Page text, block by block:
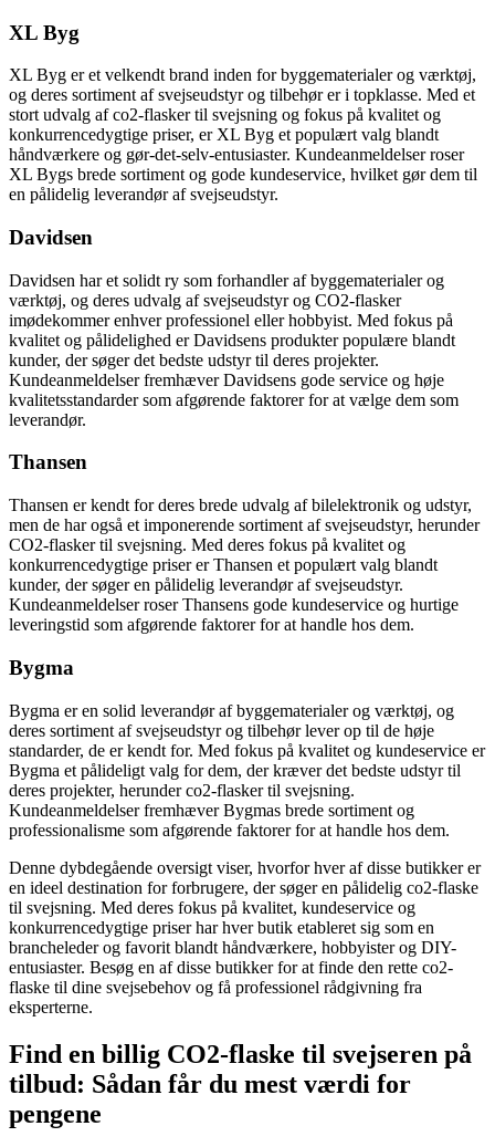
XL Byg
XL Byg er et velkendt brand inden for byggematerialer og værktøj,
og deres sortiment af svejseudstyr og tilbehør er i topklasse. Med et
stort udvalg af co2-flasker til svejsning og fokus på kvalitet og
konkurrencedygtige priser, er XL Byg et populært valg blandt
håndværkere og gør-det-selv-entusiaster. Kundeanmeldelser roser
XL Bygs brede sortiment og gode kundeservice, hvilket gør dem til
en pålidelig leverandør af svejseudstyr.
Davidsen
Davidsen har et solidt ry som forhandler af byggematerialer og
værktøj, og deres udvalg af svejseudstyr og CO2-flasker
imødekommer enhver professionel eller hobbyist. Med fokus på
kvalitet og pålidelighed er Davidsens produkter populære blandt
kunder, der søger det bedste udstyr til deres projekter.
Kundeanmeldelser fremhæver Davidsens gode service og høje
kvalitetsstandarder som afgørende faktorer for at vælge dem som
leverandør.
Thansen
Thansen er kendt for deres brede udvalg af bilelektronik og udstyr,
men de har også et imponerende sortiment af svejseudstyr, herunder
CO2-flasker til svejsning. Med deres fokus på kvalitet og
konkurrencedygtige priser er Thansen et populært valg blandt
kunder, der søger en pålidelig leverandør af svejseudstyr.
Kundeanmeldelser roser Thansens gode kundeservice og hurtige
leveringstid som afgørende faktorer for at handle hos dem.
Bygma
Bygma er en solid leverandør af byggematerialer og værktøj, og
deres sortiment af svejseudstyr og tilbehør lever op til de høje
standarder, de er kendt for. Med fokus på kvalitet og kundeservice er
Bygma et pålideligt valg for dem, der kræver det bedste udstyr til
deres projekter, herunder co2-flasker til svejsning.
Kundeanmeldelser fremhæver Bygmas brede sortiment og
professionalisme som afgørende faktorer for at handle hos dem.
Denne dybdegående oversigt viser, hvorfor hver af disse butikker er
en ideel destination for forbrugere, der søger en pålidelig co2-flaske
til svejsning. Med deres fokus på kvalitet, kundeservice og
konkurrencedygtige priser har hver butik etableret sig som en
brancheleder og favorit blandt håndværkere, hobbyister og DIY-
entusiaster. Besøg en af disse butikker for at finde den rette co2-
flaske til dine svejsebehov og få professionel rådgivning fra
eksperterne.
Find en billig CO2-flaske til svejseren på
tilbud: Sådan får du mest værdi for
pengene